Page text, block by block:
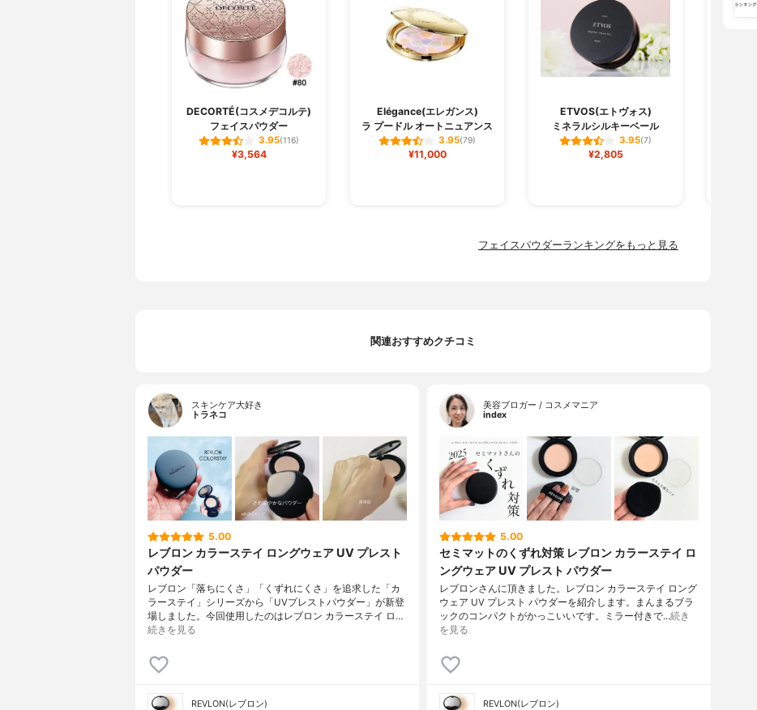
DECORTÉ(コスメデコルテ)
フェイスパウダー
3.95(116)
¥3,564
Elégance(エレガンス)
ラ プードル オートニュアンス
3.95(79)
¥11,000
ETVOS(エトヴォス)
ミネラルシルキーベール
3.95(7)
¥2,805
フェイスパウダーランキングをもっと見る
関連おすすめクチコミ
スキンケア大好き
トラネコ
5.00
レブロン カラーステイ ロングウェア UV プレスト
パウダー
レブロン「落ちにくさ」「くずれにくさ」を追求した「カ
ラーステイ」シリーズから「UVプレストパウダー」が新登
場しました。今回使用したのはレブロン カラーステイ ロ…
続きを見る
REVLON(レブロン)
美容ブロガー / コスメマニア
index
5.00
セミマットのくずれ対策 レブロン カラーステイ ロ
ングウェア UV プレスト パウダー
レブロンさんに頂きました。レブロン カラーステイ ロング
ウェア UV プレスト パウダーを紹介します。まんまるブラ
ックのコンパクトがかっこいいです。ミラー付きで…続き
を見る
REVLON(レブロン)